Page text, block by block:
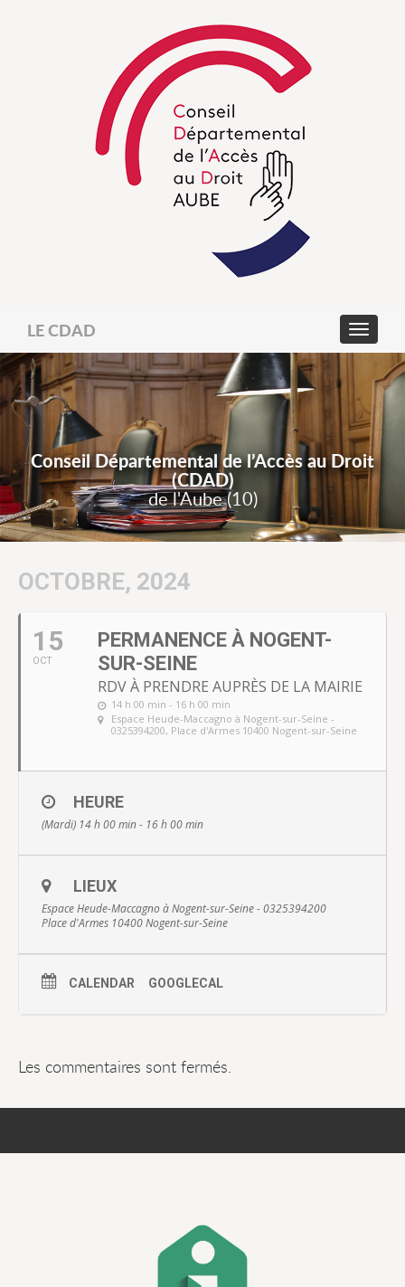
LE CDAD
Conseil Départemental de l’Accès au Droit
(CDAD)
de l'Aube (10)
OCTOBRE, 2024
15
OCT
PERMANENCE À NOGENT-
SUR-SEINE
RDV À PRENDRE AUPRÈS DE LA MAIRIE
14 h 00 min - 16 h 00 min
Espace Heude-Maccagno à Nogent-sur-Seine -
0325394200, Place d'Armes 10400 Nogent-sur-Seine
HEURE
(Mardi) 14 h 00 min - 16 h 00 min
LIEUX
Espace Heude-Maccagno à Nogent-sur-Seine - 0325394200
Place d'Armes 10400 Nogent-sur-Seine
CALENDAR GOOGLECAL
Les commentaires sont fermés.